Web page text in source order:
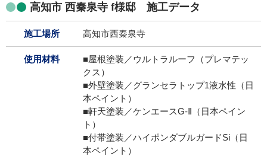
高知市 西秦泉寺 f様邸 施工データ
施工場所 高知市西秦泉寺
使用材料
■屋根塗装／ウルトラルーフ（プレマテッ
クス）
■外壁塗装／グランセラトップ1液水性（日
本ペイント）
■軒天塗装／ケンエースG-Ⅱ（日本ペイン
ト）
■付帯塗装／ハイポンダブルガードSi（日
本ペイント）